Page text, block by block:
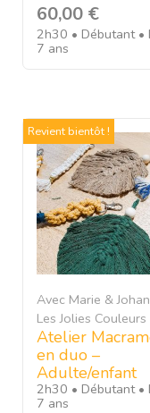
60,00 €
2h30 Débutant
7 ans
Revient bientôt !
Avec Marie &
Les Jolies Couleurs
Atelier
en duo –
Adulte/enfant
2h30 Débutant
7 ans